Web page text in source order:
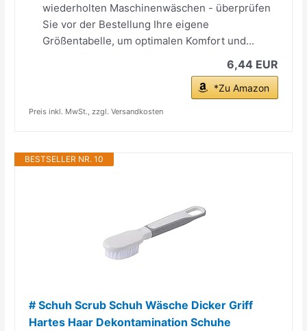
wiederholten Maschinenwäschen - überprüfen
Sie vor der Bestellung Ihre eigene
Größentabelle, um optimalen Komfort und...
6,44 EUR
*Zu Amazon
Preis inkl. MwSt., zzgl. Versandkosten
BESTSELLER NR. 10
# Schuh Scrub Schuh Wäsche Dicker Griff
Hartes Haar Dekontamination Schuhe